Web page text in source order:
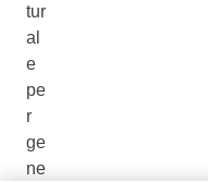
tur
al
e
pe
r
ge
ne